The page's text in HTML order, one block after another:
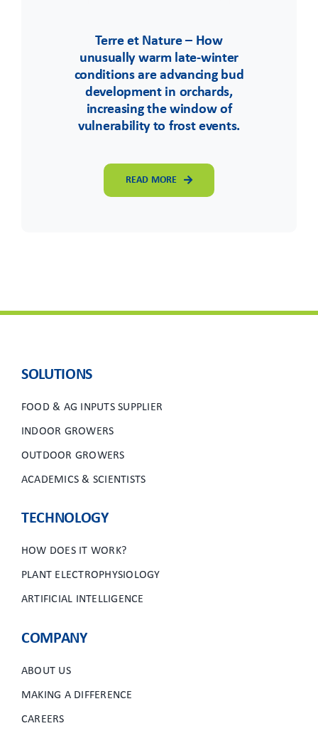
Terre et Nature – How
unusually warm late-winter
conditions are advancing bud
development in orchards,
increasing the window of
vulnerability to frost events.
READ MORE
SOLUTIONS
FOOD & AG INPUTS SUPPLIER
INDOOR GROWERS
OUTDOOR GROWERS
ACADEMICS & SCIENTISTS
TECHNOLOGY
HOW DOES IT WORK?
PLANT ELECTROPHYSIOLOGY
ARTIFICIAL INTELLIGENCE
COMPANY
ABOUT US
MAKING A DIFFERENCE
CAREERS